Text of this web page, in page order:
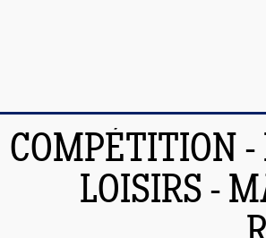
COMPÉTITION -
LOISIRS -